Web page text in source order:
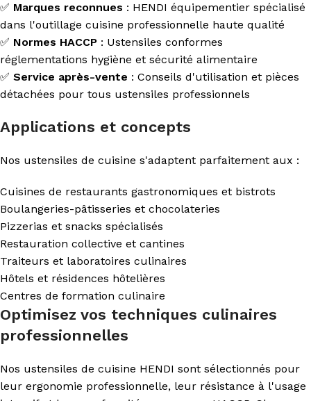
✅ Marques reconnues : HENDI équipementier spécialisé
dans l'outillage cuisine professionnelle haute qualité
✅ Normes HACCP : Ustensiles conformes
réglementations hygiène et sécurité alimentaire
✅ Service après-vente : Conseils d'utilisation et pièces
détachées pour tous ustensiles professionnels
Applications et concepts
Nos ustensiles de cuisine s'adaptent parfaitement aux :
Cuisines de restaurants gastronomiques et bistrots
Boulangeries-pâtisseries et chocolateries
Pizzerias et snacks spécialisés
Restauration collective et cantines
Traiteurs et laboratoires culinaires
Hôtels et résidences hôtelières
Centres de formation culinaire
Optimisez vos techniques culinaires
professionnelles
Nos ustensiles de cuisine HENDI sont sélectionnés pour
leur ergonomie professionnelle, leur résistance à l'usage